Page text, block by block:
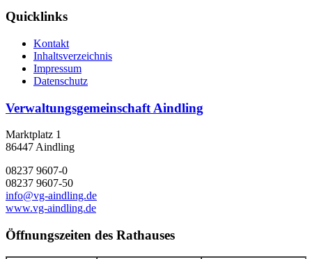
Quicklinks
Kontakt
Inhaltsverzeichnis
Impressum
Datenschutz
Verwaltungsgemeinschaft Aindling
Marktplatz 1
86447 Aindling
08237 9607-0
08237 9607-50
info@vg-aindling.de
www.vg-aindling.de
Öffnungszeiten des Rathauses